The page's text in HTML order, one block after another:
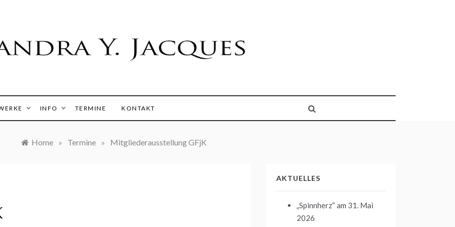
INFO TERMINE KONTAKT
Home » Termine » Mitgliederausstellung GFjK
AKTUELLES
„Spinnherz“ am 31. Mai
2026